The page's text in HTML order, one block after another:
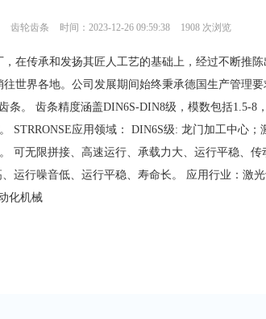
齿轮齿条 时间：2023-12-26 09:59:38 1908 次浏览
在传承和发扬其匠人工艺的基础上，经过不断推
世界各地。公司发展期间始终秉承德国生产管理
条。 齿条精度涵盖DIN6S-DIN8级，模数包括1.5-
STRRONSE应用领域： DIN6S级: 龙门加工中心
可无限拼接、高速运行、承载力大、运行平稳、
运行噪音低、运行平稳、寿命长。 应用行业：激
化机械